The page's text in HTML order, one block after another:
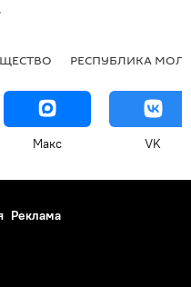
РЕСПУБЛИКА
Макс VK
Реклама